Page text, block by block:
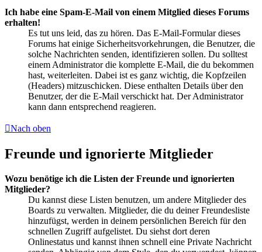
Ich habe eine Spam-E-Mail von einem Mitglied dieses Forums
erhalten!
Es tut uns leid, das zu hören. Das E-Mail-Formular dieses
Forums hat einige Sicherheitsvorkehrungen, die Benutzer, die
solche Nachrichten senden, identifizieren sollen. Du solltest
einem Administrator die komplette E-Mail, die du bekommen
hast, weiterleiten. Dabei ist es ganz wichtig, die Kopfzeilen
(Headers) mitzuschicken. Diese enthalten Details über den
Benutzer, der die E-Mail verschickt hat. Der Administrator
kann dann entsprechend reagieren.
Nach oben
Freunde und ignorierte Mitglieder
Wozu benötige ich die Listen der Freunde und ignorierten
Mitglieder?
Du kannst diese Listen benutzen, um andere Mitglieder des
Boards zu verwalten. Mitglieder, die du deiner Freundesliste
hinzufügst, werden in deinem persönlichen Bereich für den
schnellen Zugriff aufgelistet. Du siehst dort deren
Onlinestatus und kannst ihnen schnell eine Private Nachricht